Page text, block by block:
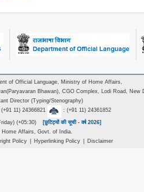
of Official Language, Ministry of Home Affairs,
Bhawan), CGO Complex, Lodi Road, New
Director (Typing/Stenography)
11) 24366821 : (+91 11) 24361852
(+05:30)
[छुटिट्यों की सूची - वर्ष 2026]
Affairs, Govt. of India.
Policy Hyperlinking Policy Disclaimer